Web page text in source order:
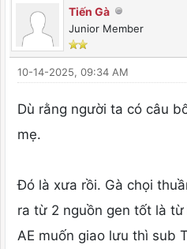
Tiến Gà
Junior Member
10-14-2025, 09:34 AM
Dù rằng người ta có câu
mẹ.
Đó là xưa rồi. Gà chọi
ra từ 2 nguồn gen tốt là từ
AE muốn giao lưu thì sub